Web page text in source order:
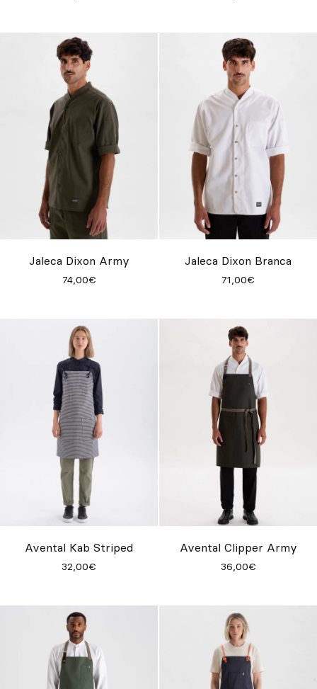
Jaleca Dixon Army
74,00€
Jaleca Dixon Branca
71,00€
Avental Kab Striped
32,00€
Avental Clipper Army
36,00€